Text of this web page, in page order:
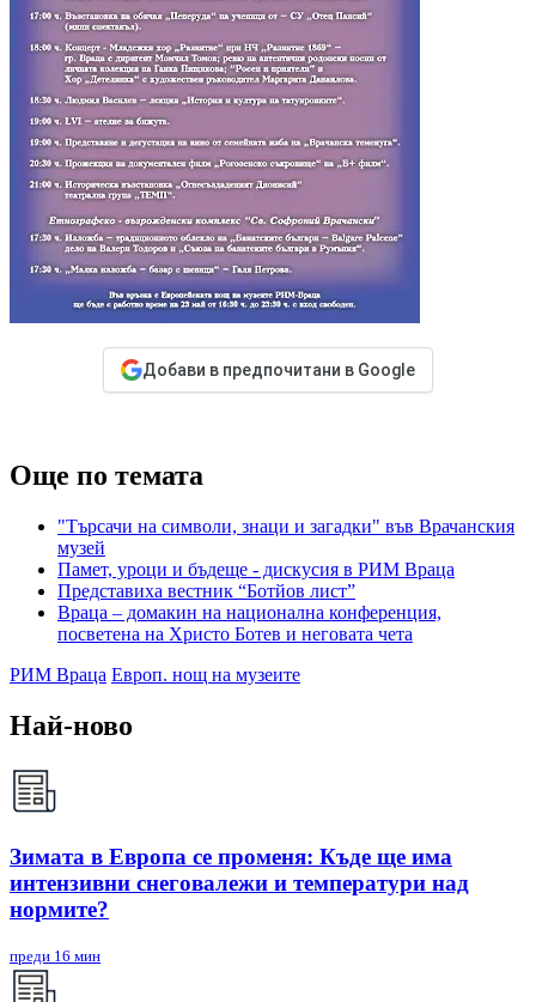
Добави в предпочитани в Google
Още по темата
"Търсачи на символи, знаци и загадки" във Врачанския
музей
Памет, уроци и бъдеще - дискусия в РИМ Враца
Представиха вестник “Ботйов лист”
Враца – домакин на национална конференция,
посветена на Христо Ботев и неговата чета
РИМ Враца Европ. нощ на музеите
Най-ново
Зимата в Европа се променя: Къде ще има
интензивни снеговалежи и температури над
нормите?
преди 16 мин